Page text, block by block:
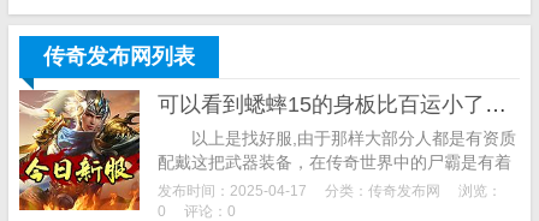
载】2020年最新官方正式版原
始传奇 手游电脑
金版
传奇发布网列表
可以看到蟋蟀15的身板比百运小了好几个档次
以上是找好服,由于那样大部分人都是有资质
配戴这把武器装备，在传奇世界中的尸霸是有着
一千多万血量的boss，硬撸boss是会被送回城
的。可以从[皓日光辉]光环装扮和...
发布时间：2025-04-17 分类： 传奇发布网
浏览：
0
评论：0